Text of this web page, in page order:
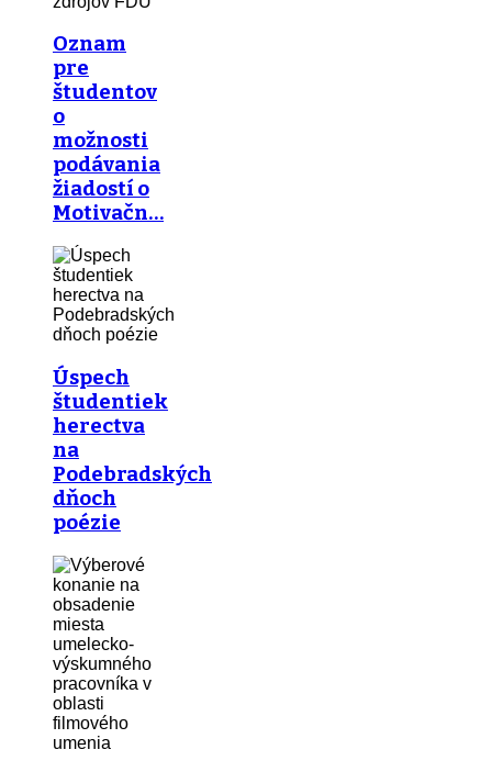
Oznam
pre
študentov
o
možnosti
podávania
žiadostí o
Motivačn…
Úspech
študentiek
herectva
na
Podebradských
dňoch
poézie